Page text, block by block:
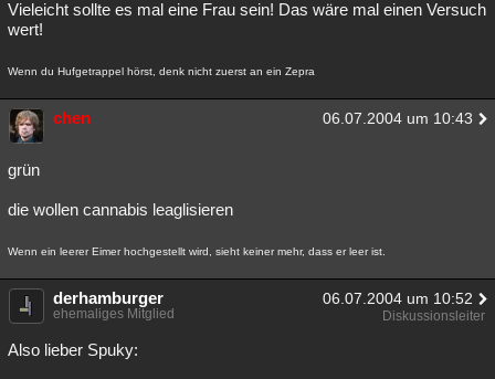
Vieleicht sollte es mal eine Frau sein! Das wäre mal einen Versuch
wert!
Wenn du Hufgetrappel hörst, denk nicht zuerst an ein Zepra
chen 06.07.2004 um 10:43
grün
die wollen cannabis leaglisieren
Wenn ein leerer Eimer hochgestellt wird, sieht keiner mehr, dass er leer ist.
derhamburger 06.07.2004 um 10:52
ehemaliges Mitglied Diskussionsleiter
Also lieber Spuky: